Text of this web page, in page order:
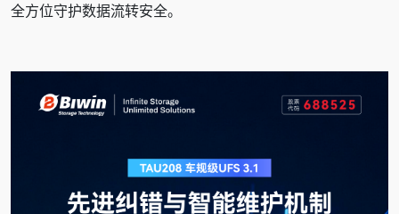
全方位守护数据流转安全。